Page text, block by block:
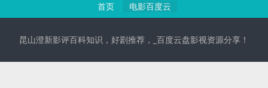
首页 电影百度云
昆山澄新影评百科知识，好剧推荐，_百度云盘影视资源分享！